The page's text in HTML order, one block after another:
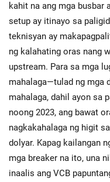
kahit na ang mga busbar
setup ay itinayo sa
teknisyan ay
ng kalahating oras nang
upstream. Para sa mga
mahalaga—tulad ng mga
mahalaga, dahil ayon sa
noong 2023, ang bawat
nagkakahalaga ng higit
dolyar. Kapag kailangan
mga breaker na ito, una
inaalis ang VCB